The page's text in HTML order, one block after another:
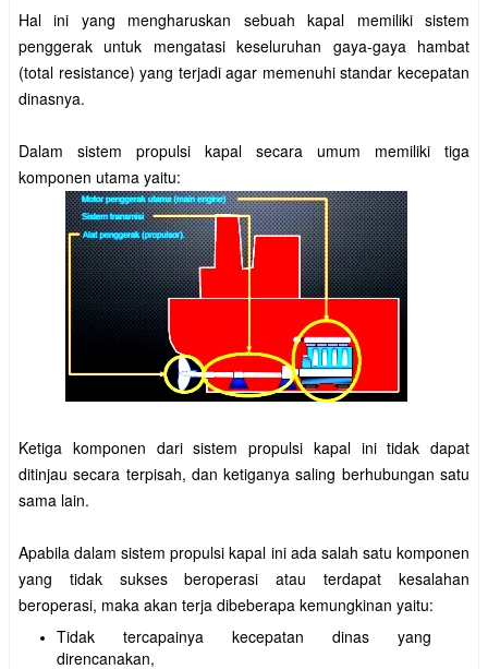
Hal ini yang mengharuskan sebuah kapal memiliki sistem
penggerak untuk mengatasi keseluruhan gaya-gaya hambat
(total resistance) yang terjadi agar memenuhi standar kecepatan
dinasnya.
Dalam sistem propulsi kapal secara umum memiliki tiga
komponen utama yaitu:
Ketiga komponen dari sistem propulsi kapal ini tidak dapat
ditinjau secara terpisah, dan ketiganya saling berhubungan satu
sama lain.
Apabila dalam sistem propulsi kapal ini ada salah satu komponen
yang tidak sukses beroperasi atau terdapat kesalahan
beroperasi, maka akan terja dibeberapa kemungkinan yaitu:
Tidak tercapainya kecepatan dinas yang
direncanakan,